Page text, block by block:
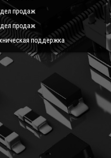
продаж
продаж
поддержка